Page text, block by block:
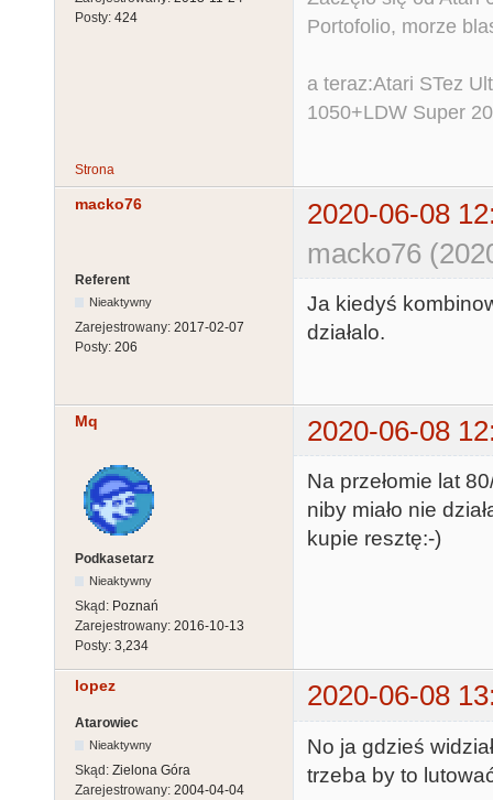
Posty: 424
Portofolio, morze
a teraz:Atari STez
1050+LDW Super
Strona
macko76
2020-06-08
macko76
Referent
Nieaktywny
Zarejestrowany: 2017-02-07
Posty: 206
Ja kiedyś
działalo.
Mq 2020-06-08
Podkasetarz
Nieaktywny
Skąd: Poznań
Zarejestrowany: 2016-10-13
Posty: 3,234
Na przełomie lat
niby miało nie
kupie resztę:-)
lopez 2020-06-08
Atarowiec
Nieaktywny
Skąd: Zielona Góra
Zarejestrowany: 2004-04-04
No ja gdzieś
trzeba by to